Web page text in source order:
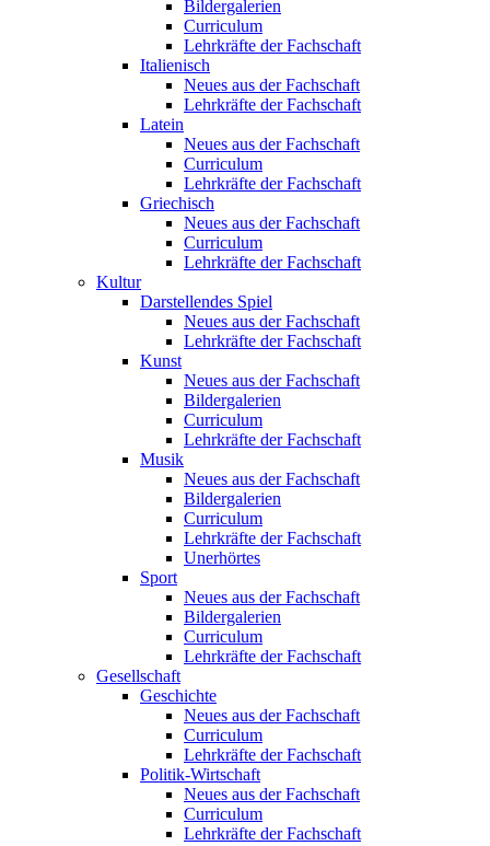
Bildergalerien
Curriculum
Lehrkräfte der Fachschaft
Italienisch
Neues aus der Fachschaft
Lehrkräfte der Fachschaft
Latein
Neues aus der Fachschaft
Curriculum
Lehrkräfte der Fachschaft
Griechisch
Neues aus der Fachschaft
Curriculum
Lehrkräfte der Fachschaft
Kultur
Darstellendes Spiel
Neues aus der Fachschaft
Lehrkräfte der Fachschaft
Kunst
Neues aus der Fachschaft
Bildergalerien
Curriculum
Lehrkräfte der Fachschaft
Musik
Neues aus der Fachschaft
Bildergalerien
Curriculum
Lehrkräfte der Fachschaft
Unerhörtes
Sport
Neues aus der Fachschaft
Bildergalerien
Curriculum
Lehrkräfte der Fachschaft
Gesellschaft
Geschichte
Neues aus der Fachschaft
Curriculum
Lehrkräfte der Fachschaft
Politik-Wirtschaft
Neues aus der Fachschaft
Curriculum
Lehrkräfte der Fachschaft